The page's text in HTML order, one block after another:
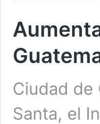
Ciudad de
Santa, el